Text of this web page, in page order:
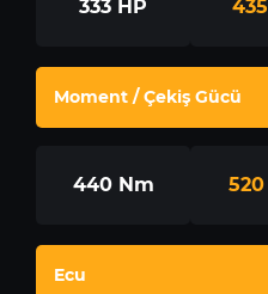
333 HP 435
Moment / Çekiş Gücü
440 Nm 520
Ecu